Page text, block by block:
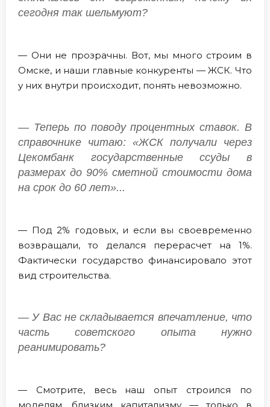
сегодня так шельмуют?
— Они не прозрачны. Вот, мы много строим в
Омске, и наши главные конкуренты — ЖСК. Что
у них внутри происходит, понять невозможно.
— Теперь по поводу процентных ставок. В
справочнике читаю: «ЖСК получали через
Цекомбанк государственные ссуды в
размерах до 90% сметной стоимости дома
на срок до 60 лет»...
— Под 2% годовых, и если вы своевременно
возвращали, то делался перерасчет на 1%.
Фактически государство финансировало этот
вид строительства.
— У Вас не складывается впечатление, что
часть советского опыта нужно
реанимировать?
— Смотрите, весь наш опыт строился по